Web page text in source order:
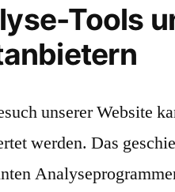
Tools
unserer Website
werden. Das